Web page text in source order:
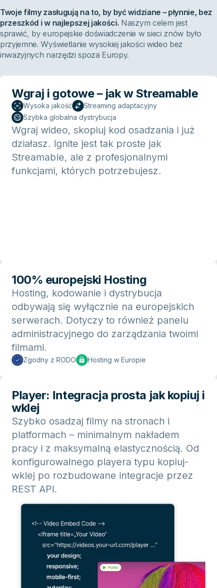
Twoje filmy zasługują na to, by być widziane – płynnie, bez
przeszkód i w najlepszej jakości. Naszym celem jest
sprawić, by europejskie doświadczenie w sieci znów było
przyjemne. Wyświetlanie wysokiej jakości wideo bez
inwazyjnych narzędzi spoza Europy.
Wgraj i gotowe – jak w Streamable
Wysoka jakość
Streaming adaptacyjny
Szybka globalna dystrybucja
Wgraj wideo, skopiuj kod osadzania i już
działasz. Ignite jest tak proste jak
Streamable, ale z profesjonalnymi
funkcjami, których potrzebujesz.
100% europejski Hosting
Hosting, kodowanie i dystrybucja
odbywają się wyłącznie na europejskich
serwerach. Dotyczy to również panelu
administracyjnego do zarządzania twoimi
filmami.
Zgodny z RODO Hosting w Europie
Player: Integracja prosta jak kopiuj i
wklej
Szybko osadzaj filmy na stronach i
platformach – minimalnym nakładem
pracy i z maksymalną elastycznością. Od
konfigurowalnego playera typu kopiuj-
wklej po rozbudowane integracje przez
REST API.